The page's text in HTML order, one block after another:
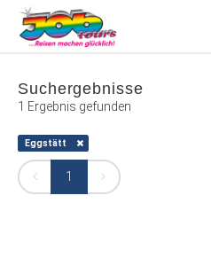
Suchergebnisse
1 Ergebnis gefunden
Eggstätt
1